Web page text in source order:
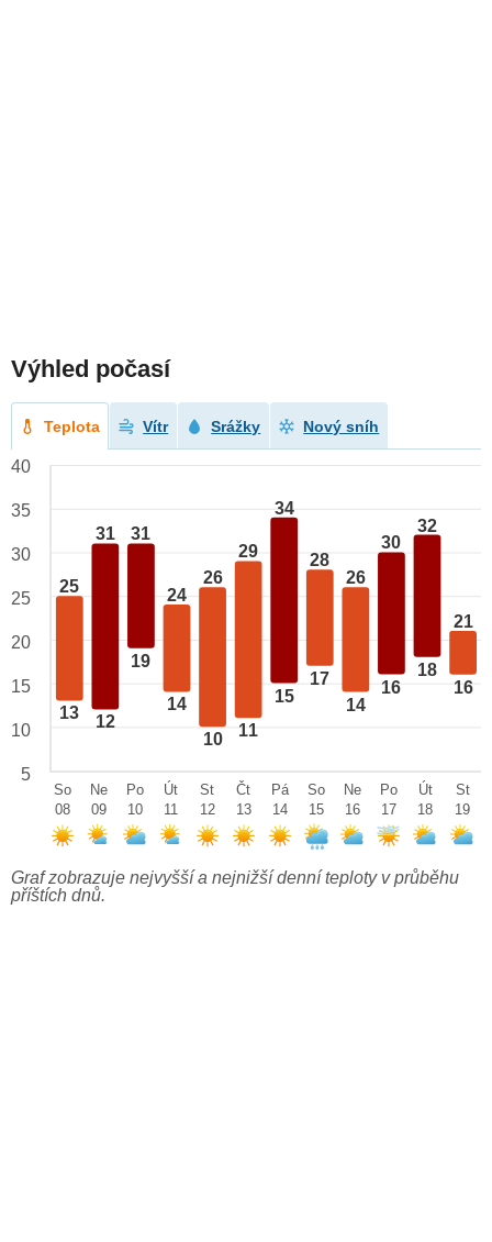
Výhled počasí
Teplota Vítr Srážky Nový sníh
25
13
31
12
31
19
24
14
26
10
29
11
34
15
28
17
26
14
30
16
32
18
21
16
40
35
30
25
20
15
10
5
So
08
Ne
09
Po
10
Út
11
St
12
Čt
13
Pá
14
So
15
Ne
16
Po
17
Út
18
St
19
Graf zobrazuje nejvyšší a nejnižší denní teploty v průběhu
příštích dnů.